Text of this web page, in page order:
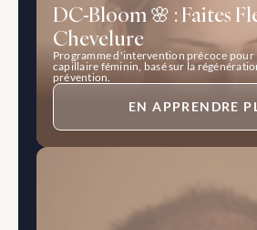
Programme d'intervention précoce
capillaire féminin, basé sur la
prévention.
DC-Bloom 🌸 : Faites
Chevelure
EN APPRENDRE